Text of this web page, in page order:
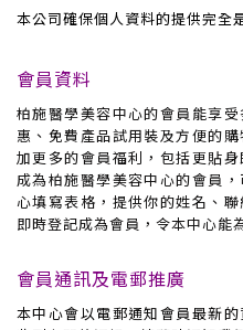
本公司確保個人資料的提供完全
會員資料
柏施醫學美容中心的會員能享
惠、免費產品試用裝及方便的
加更多的會員福利，包括更貼
成為柏施醫學美容中心的會員
心填寫表格，提供你的姓名、
即時登記成為會員，令本中心能
會員通訊及電郵推廣
本中心會以電郵通知會員最新